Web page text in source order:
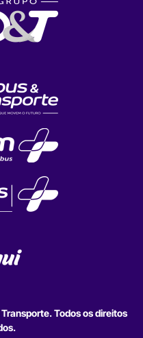
Todos os direitos